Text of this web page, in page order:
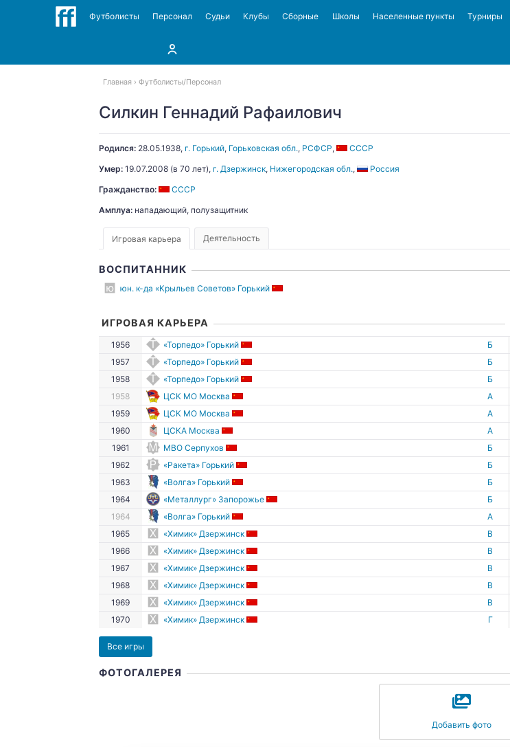
Футболисты Персонал Судьи Клубы Сборные Школы Населенные пункты Турниры
Главная Футболисты Персонал
Силкин Геннадий Рафаилович
Родился: 28.05.1938, г. Горький, Горьковская обл., РСФСР,
СССР
Умер: 19.07.2008 (в 70 лет), г. Дзержинск, Нижегородская обл.,
Россия
Гражданство:
СССР
Амплуа: нападающий, полузащитник
Игровая карьера Деятельность
ВОСПИТАННИК
юн. к-да «Крыльев Советов» Горький
ИГРОВАЯ КАРЬЕРА
1956
«Торпедо» Горький Б
1957
«Торпедо» Горький Б
1958
«Торпедо» Горький Б
1958
ЦСК МО Москва А
1959
ЦСК МО Москва А
1960
ЦСКА Москва А
1961
МВО Серпухов Б
1962
«Ракета» Горький Б
1963
«Волга» Горький Б
1964
«Металлург» Запорожье Б
1964
«Волга» Горький А
1965
«Химик» Дзержинск В
1966
«Химик» Дзержинск В
1967
«Химик» Дзержинск В
1968
«Химик» Дзержинск В
1969
«Химик» Дзержинск В
1970
«Химик» Дзержинск Г
Все игры
ФОТОГАЛЕРЕЯ
Добавить фото